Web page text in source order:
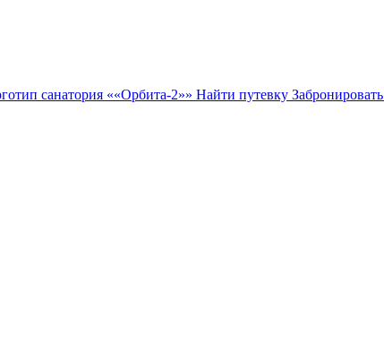
Найти путевку Забронировать